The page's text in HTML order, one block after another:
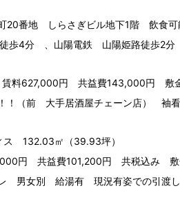
20番地 しらさぎビル地下1階 飲食
歩4分 、山陽電鉄 山陽姫路徒歩2
賃料627,000円 共益費143,000円 敷
！（前 大手居酒屋チェーン店） 袖
ス 132.03㎡（39.93坪）
円 共益費101,200円 共税込み
男女別 給湯有 現況有姿での引渡し